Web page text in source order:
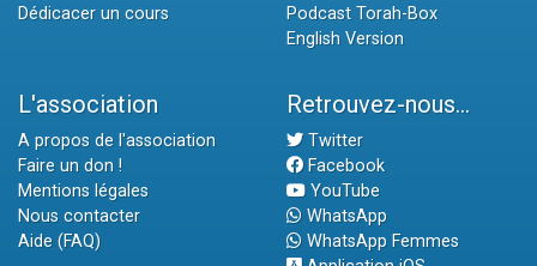
Dédicacer un cours
Podcast Torah-Box
English Version
L'association
A propos de l'association
Faire un don !
Mentions légales
Nous contacter
Aide (FAQ)
Retrouvez-nous...
Twitter
Facebook
YouTube
WhatsApp
WhatsApp Femmes